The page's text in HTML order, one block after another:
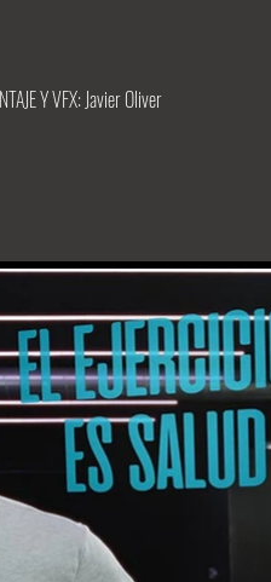
Y VFX: Javier Oliver